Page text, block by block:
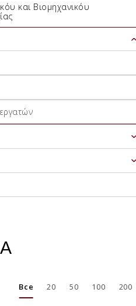
και Βιομηχανικόυ
Все 20 50 100 200